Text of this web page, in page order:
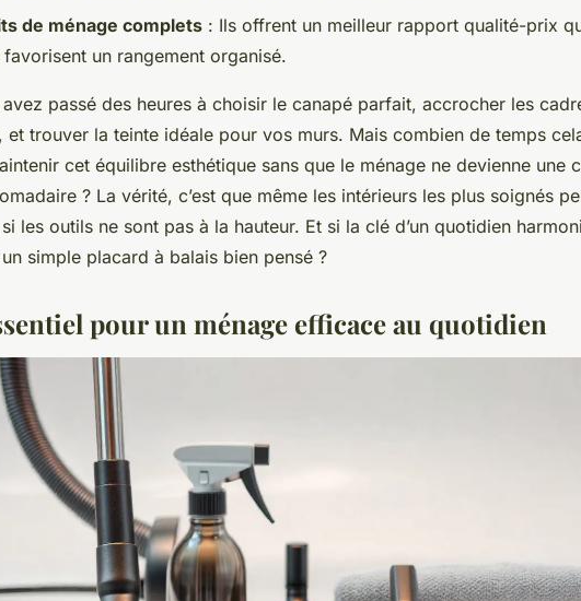
de ménage complets : Ils offrent un meilleur rapport qualité-prix
favorisent un rangement organisé.
avez passé des heures à choisir le canapé parfait, accrocher les
et trouver la teinte idéale pour vos murs. Mais combien de temps
cet équilibre esthétique sans que le ménage ne devienne une
? La vérité, c’est que même les intérieurs les plus soignés
les outils ne sont pas à la hauteur. Et si la clé d’un quotidien
simple placard à balais bien pensé ?
pour un ménage efficace au quotidien